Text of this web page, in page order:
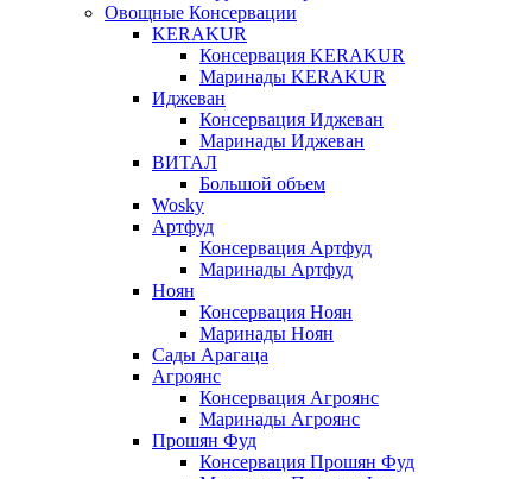
Овощные Консервации
KERAKUR
Консервация KERAKUR
Маринады KERAKUR
Иджеван
Консервация Иджеван
Маринады Иджеван
ВИТАЛ
Большой объем
Wosky
Артфуд
Консервация Артфуд
Маринады Артфуд
Ноян
Консервация Ноян
Маринады Ноян
Сады Арагаца
Агроянс
Консервация Агроянс
Маринады Агроянс
Прошян Фуд
Консервация Прошян Фуд